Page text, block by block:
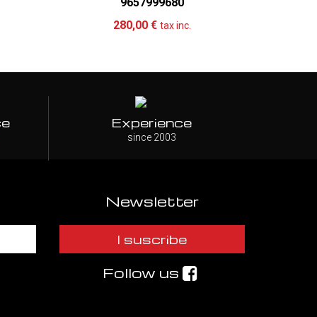
280,00 € tax inc.
Experience
since 2003
Newsletter
I suscribe
Follow us